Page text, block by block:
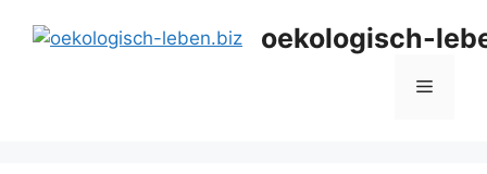
Inhalt
oekologisch-
Menü